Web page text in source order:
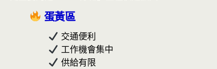
蛋黃區
交通便利
工作機會集中
供給有限